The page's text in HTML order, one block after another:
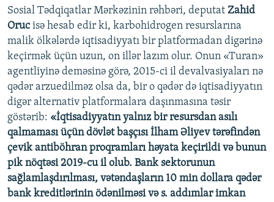
Sosial Tədqiqatlar Mərkəzinin rəhbəri, deputat Zahid
Orucisə hesab edir ki, karbohidrogen resurslarına
malik ölkələrdə iqtisadiyyatı bir platformadan digərinə
keçirmək üçün uzun, on illər lazım olur. Onun «Turan»
agentliyinə deməsinə görə, 2015-ci il devalvasiyaları nə
qədər arzuedilməz olsa da, bir o qədər də iqtisadiyyatın
digər alternativ platformalara daşınmasına təsir
göstərib: «İqtisadiyyatın yalnız bir resursdan asılı
qalmaması üçün dövlət başçısı İlham Əliyev tərəfindən
çevik antiböhran proqramları həyata keçirildi və bunun
pik nöqtəsi 2019-cu il olub. Bank sektorunun
sağlamlaşdırılması, vətəndaşların 10 min dollara qədər
bank kreditlərinin ödənilməsi və s. addımlar imkan